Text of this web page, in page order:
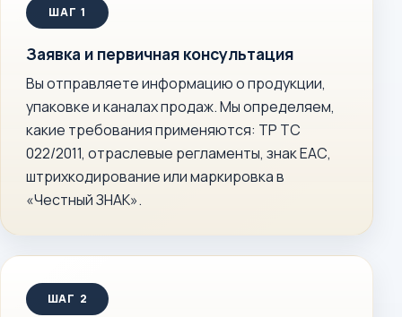
Заявка и первичная консультация
Вы отправляете информацию о продукции,
упаковке и каналах продаж. Мы определяем,
какие требования применяются: ТР ТС
022/2011, отраслевые регламенты, знак ЕАС,
штрихкодирование или маркировка в
«Честный ЗНАК».